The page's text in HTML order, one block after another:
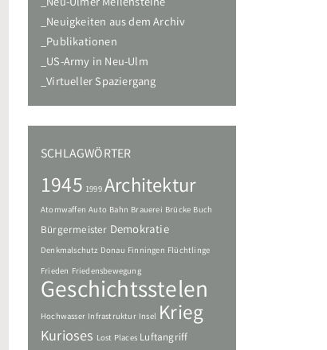
Neu-Ulmer Meilensteine
Neuigkeiten aus dem Archiv
Publikationen
US-Army in Neu-Ulm
Virtueller Spaziergang
SCHLAGWÖRTER
1945 1999 Architektur
Atomwaffen Auto Bahn Brauerei Brücke Buch
Bürgermeister Demokratie
Denkmalschutz Donau Finningen Flüchtlinge
Frieden Friedensbewegung
Geschichtsstelen
Hochwasser Infrastruktur Insel Krieg
Kurioses Lost Places Luftangriff